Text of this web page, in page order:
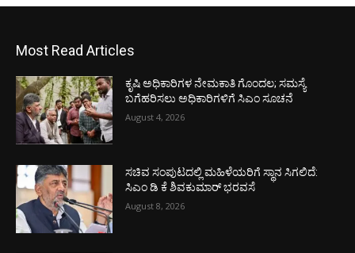
Most Read Articles
ಕೃಷಿ ಅಧಿಕಾರಿಗಳ ನೇಮಕಾತಿ ಗೊಂದಲ; ಸಮಸ್ಯೆ
ಬಗೆಹರಿಸಲು ಅಧಿಕಾರಿಗಳಿಗೆ ಸಿಎಂ ಸೂಚನೆ
August 4, 2026
ಸಚಿವ ಸಂಪುಟದಲ್ಲಿ ಮಹಿಳೆಯರಿಗೆ ಸ್ಥಾನ ಸಿಗಲಿದೆ:
ಸಿಎಂ ಡಿ ಕೆ ಶಿವಕುಮಾರ್ ಭರವಸೆ
August 8, 2026